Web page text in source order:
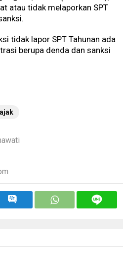
atau tidak melaporkan SPT
tidak lapor SPT Tahunan ada
berupa denda dan sanksi